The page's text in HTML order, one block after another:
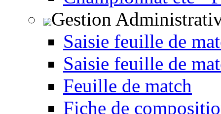
Gestion
Saisie feuille de
Saisie feuille de
Feuille de match
Fiche de